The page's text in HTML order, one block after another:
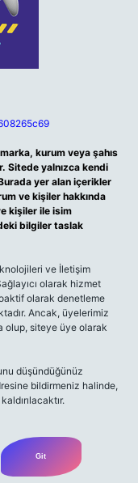
kurum veya şahıs
Sitede yalnızca kendi
yer alan içerikler
ve kişiler hakkında
kişiler ile isim
bilgiler taslak
ve İletişim
olarak hizmet
olarak denetleme
Ancak, üyelerimiz
olup, siteye üye olarak
düşündüğünüz
bildirmeniz halinde,